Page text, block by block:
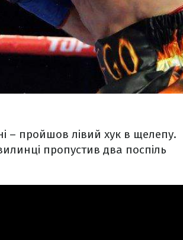
– пройшов лівий хук в щелепу.
пропустив два поспіль